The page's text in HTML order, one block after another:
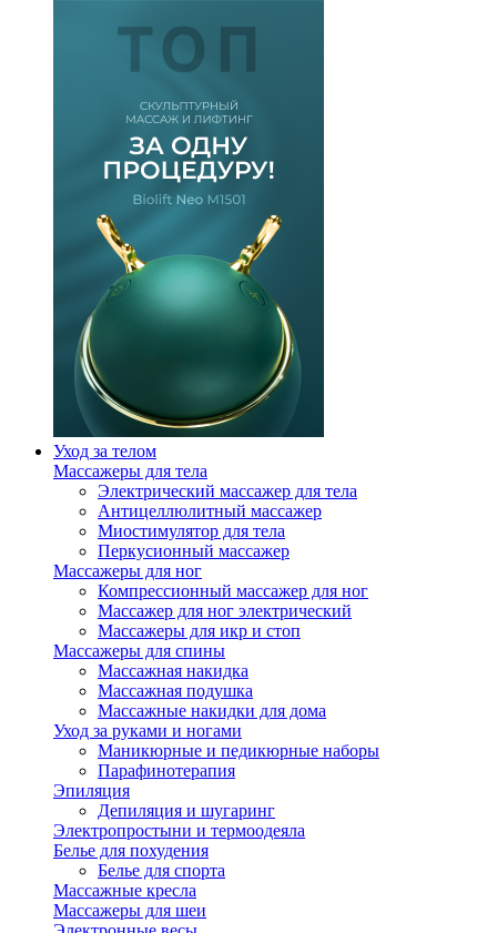
Уход за телом
Массажеры для тела
Электрический массажер для тела
Антицеллюлитный массажер
Миостимулятор для тела
Перкусионный массажер
Массажеры для ног
Компрессионный массажер для ног
Массажер для ног электрический
Массажеры для икр и стоп
Массажеры для спины
Массажная накидка
Массажная подушка
Массажные накидки для дома
Уход за руками и ногами
Маникюрные и педикюрные наборы
Парафинотерапия
Эпиляция
Депиляция и шугаринг
Электропростыни и термоодеяла
Белье для похудения
Белье для спорта
Массажные кресла
Массажеры для шеи